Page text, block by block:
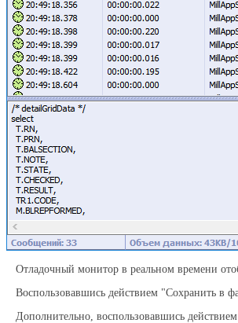
Отладочный монитор в реальном времени
Воспользовавшись действием "Сохранить в
Дополнительно, воспользовавшись